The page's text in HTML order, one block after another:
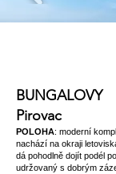
Pirovac
POLOHA: moderní
nachází na okraji
dá pohodlně dojít podél
udržovaný s dobrým